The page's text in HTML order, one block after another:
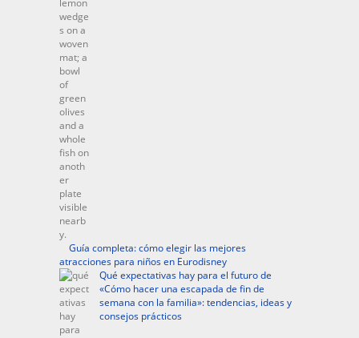
Guía completa: cómo elegir las mejores
atracciones para niños en Eurodisney
Qué expectativas hay para el futuro de
«Cómo hacer una escapada de fin de
semana con la familia»: tendencias, ideas y
consejos prácticos